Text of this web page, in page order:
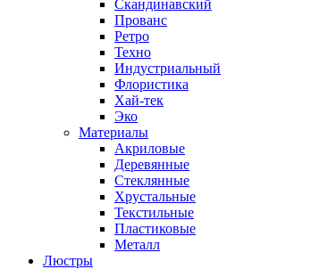
Скандинавский
Прованс
Ретро
Техно
Индустриальный
Флористика
Хай-тек
Эко
Материалы
Акриловые
Деревянные
Стеклянные
Хрустальные
Текстильные
Пластиковые
Металл
Люстры